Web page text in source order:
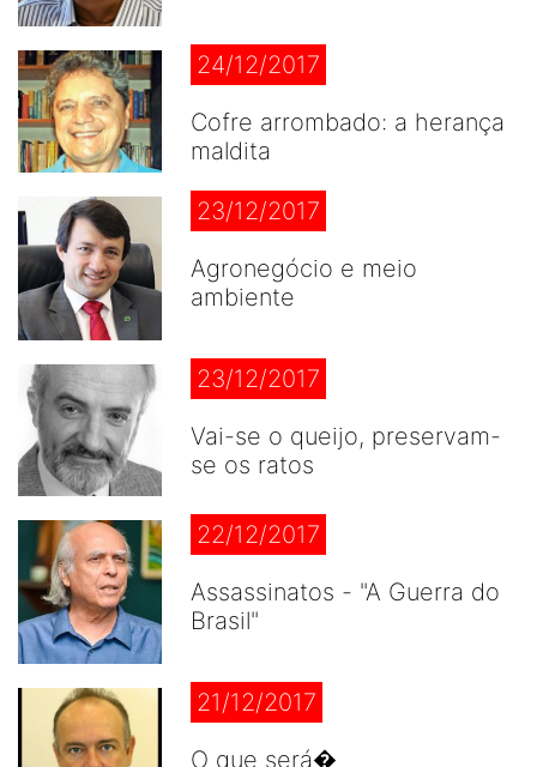
24/12/2017
Cofre arrombado: a herança
maldita
23/12/2017
Agronegócio e meio
ambiente
23/12/2017
Vai-se o queijo, preservam-
se os ratos
22/12/2017
Assassinatos - "A Guerra do
Brasil"
21/12/2017
O que será�